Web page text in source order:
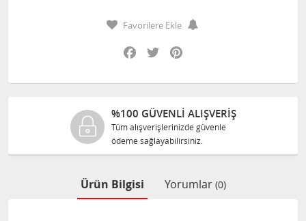
Favorilere Ekle
Facebook
Twitter
%100 GÜVENLİ ALIŞVERİŞ
Tüm alışverişlerinizde güvenle
ödeme sağlayabilirsiniz.
Ürün Bilgisi Yorumlar (0)